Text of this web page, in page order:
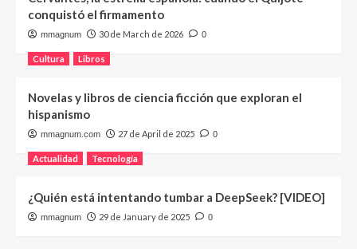
conquistó el firmamento
mmagnum 30 de March de 2026 0
Cultura Libros
Novelas y libros de ciencia ficción que exploran el
hispanismo
mmagnum.com 27 de April de 2025 0
Actualidad Tecnología
¿Quién está intentando tumbar a DeepSeek? [VIDEO]
mmagnum 29 de January de 2025 0